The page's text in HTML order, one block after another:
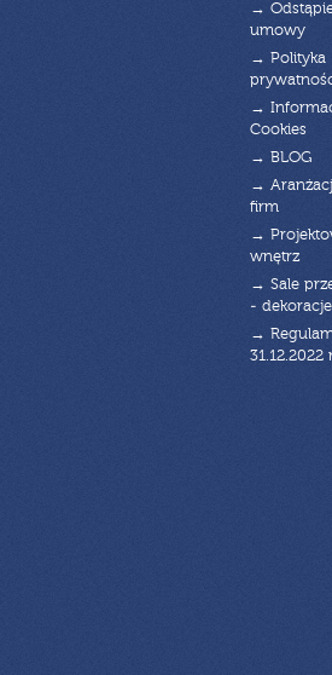
→
umowy
→ Polityka
→
Cookies
→ BLOG
→
firm
→
wnętrz
→ Sale
- dekoracje
→
31.12.2022